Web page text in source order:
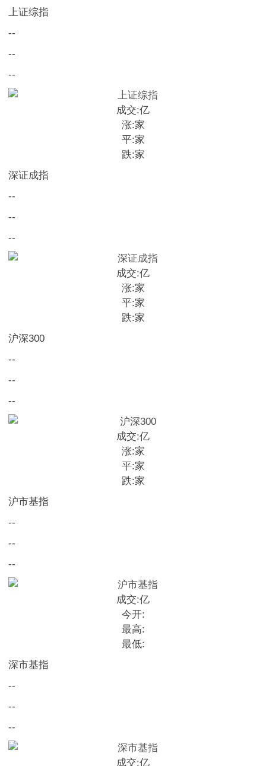
上证综指
--
--
--
成交:亿
涨:家
平:家
跌:家
深证成指
--
--
--
成交:亿
涨:家
平:家
跌:家
沪深300
--
--
--
成交:亿
涨:家
平:家
跌:家
沪市基指
--
--
--
成交:亿
今开:
最高:
最低:
深市基指
--
--
--
成交:亿